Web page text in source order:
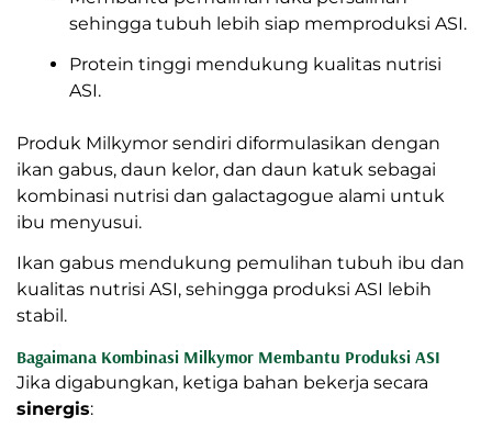
meningkatkan kualitas ASI
Ikan gabus kaya protein albumin yang sangat
penting untuk ibu setelah melahirkan.
Mengandung albumin tinggi untuk
regenerasi jaringan tubuh ibu.
Membantu pemulihan luka persalinan
sehingga tubuh lebih siap memproduksi ASI.
Protein tinggi mendukung kualitas nutrisi
Produk Milkymor sendiri diformulasikan dengan
ikan gabus, daun kelor, dan daun katuk sebagai
kombinasi nutrisi dan galactagogue alami untuk